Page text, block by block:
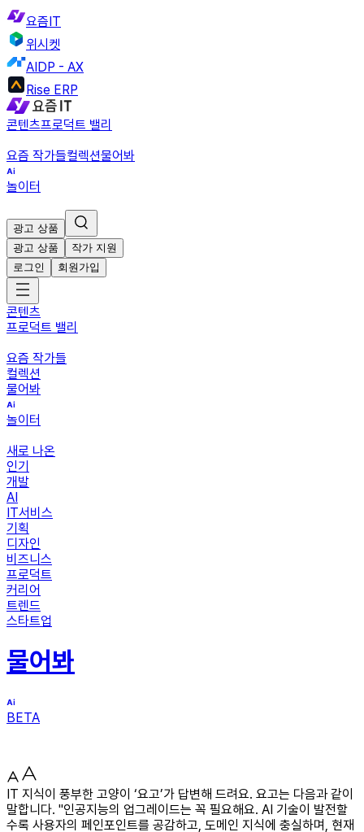
요즘IT
위시켓
AIDP - AX
Rise ERP
콘텐츠프로덕트 밸리
요즘 작가들컬렉션물어봐
놀이터
광고 상품
광고 상품
작가 지원
로그인
회원가입
콘텐츠
프로덕트 밸리
요즘 작가들
컬렉션
물어봐
놀이터
새로 나온
인기
개발
AI
IT서비스
기획
디자인
비즈니스
프로덕트
커리어
트렌드
스타트업
물어봐
BETA
IT 지식이 풍부한 고양이 ‘요고’가 답변해 드려요. 요고는 다음과 같이
말합니다. "인공지능의 업그레이드는 꼭 필요해요. AI 기술이 발전할
수록 사용자의 페인포인트를 공감하고, 도메인 지식에 충실하며, 현재